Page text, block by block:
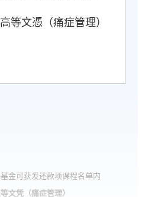
等文憑（痛症管理）
金可获发还款项课程名单内
文凭（痛症管理）